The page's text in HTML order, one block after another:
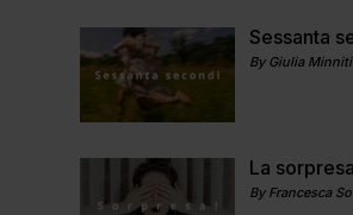
Sessanta
By Giulia Minniti
La
By Francesca